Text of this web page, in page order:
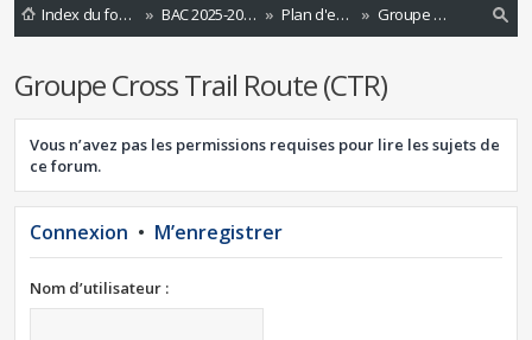
Index du forum BAC 2025-2026 Plan d'entraînements 2024-2025
Groupe Cross Trail Route (CTR)
rc
he
Groupe Cross Trail Route (CTR)
Vous n’avez pas les permissions requises pour lire les sujets de
ce forum.
Connexion • M’enregistrer
Nom d’utilisateur :